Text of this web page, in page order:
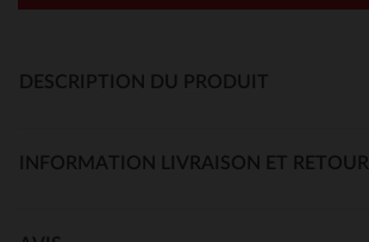
DESCRIPTION DU PRODUIT
INFORMATION LIVRAISON ET RETOUR